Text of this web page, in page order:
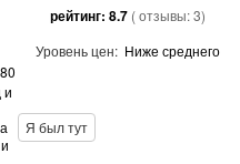
рейтинг: 8.7 ( отзывы:3)
Уровень цен: Ниже среднего
и
Я был тут